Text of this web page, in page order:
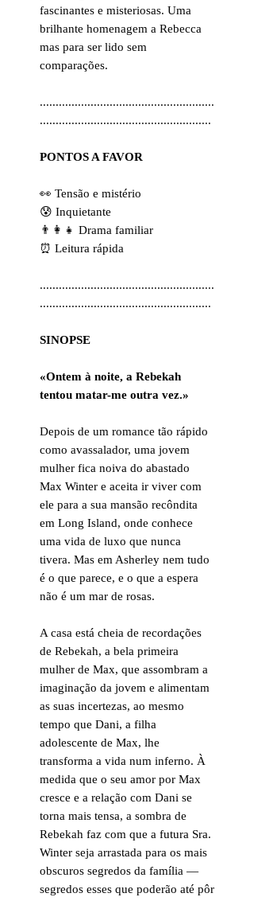
fascinantes e misteriosas. Uma
brilhante homenagem a Rebecca
mas para ser lido sem
comparações.
.......................................................
......................................................
PONTOS A FAVOR
👀 Tensão e mistério
😰 Inquietante
👨‍👩‍👧 Drama familiar
⏰ Leitura rápida
.......................................................
......................................................
SINOPSE
«Ontem à noite, a Rebekah
tentou matar-me outra vez.»
Depois de um romance tão rápido
como avassalador, uma jovem
mulher fica noiva do abastado
Max Winter e aceita ir viver com
ele para a sua mansão recôndita
em Long Island, onde conhece
uma vida de luxo que nunca
tivera. Mas em Asherley nem tudo
é o que parece, e o que a espera
não é um mar de rosas.
A casa está cheia de recordações
de Rebekah, a bela primeira
mulher de Max, que assombram a
imaginação da jovem e alimentam
as suas incertezas, ao mesmo
tempo que Dani, a filha
adolescente de Max, lhe
transforma a vida num inferno. À
medida que o seu amor por Max
cresce e a relação com Dani se
torna mais tensa, a sombra de
Rebekah faz com que a futura Sra.
Winter seja arrastada para os mais
obscuros segredos da família —
segredos esses que poderão até pôr